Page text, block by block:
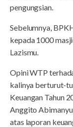
pengungsian.
Sebelumnya,
kepada 1000
Lazismu.
Opini WTP
kalinya berturut-
Keuangan Tahun
Anggito
atas laporan